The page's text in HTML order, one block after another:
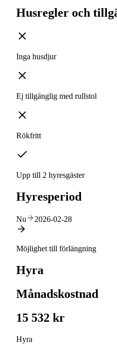
Husregler och
Inga husdjur
Ej tillgänglig med rullstol
Rökfritt
Upp till 2 hyresgäster
Hyresperiod
Nu 2026-02-28
Möjlighet till förlängning
Hyra
Månadskostnad
15 532 kr
Hyra